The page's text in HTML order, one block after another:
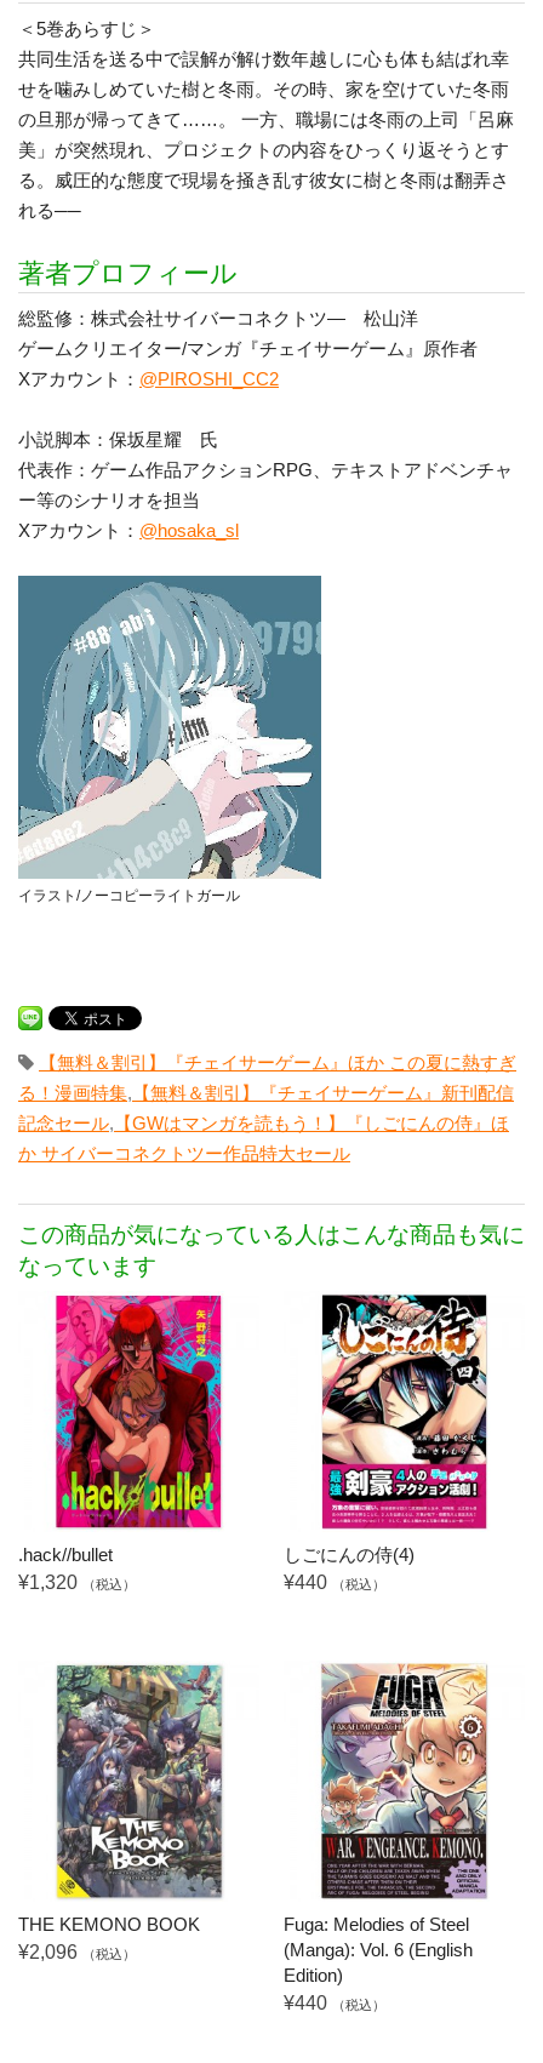
＜5巻あらすじ＞
共同生活を送る中で誤解が解け数年越しに心も体も結ばれ幸
せを噛みしめていた樹と冬雨。その時、家を空けていた冬雨
の旦那が帰ってきて……。 一方、職場には冬雨の上司「呂麻
美」が突然現れ、プロジェクトの内容をひっくり返そうとす
る。威圧的な態度で現場を掻き乱す彼女に樹と冬雨は翻弄さ
れる──
著者プロフィール
総監修：株式会社サイバーコネクトツ― 松山洋
ゲームクリエイター/マンガ『チェイサーゲーム』原作者
Xアカウント： @PIROSHI_CC2
小説脚本：保坂星耀 氏
代表作：ゲーム作品アクションRPG、テキストアドベンチャ
ー等のシナリオを担当
Xアカウント： @hosaka_sl
イラスト/ノーコピーライトガール
【無料＆割引】『チェイサーゲーム』ほか この夏に熱すぎ
る！漫画特集, 【無料＆割引】『チェイサーゲーム』新刊配信
記念セール, 【GWはマンガを読もう！】『しごにんの侍』ほ
か サイバーコネクトツー作品特大セール
この商品が気になっている人はこんな商品も気に
なっています
.hack//bullet
¥1,320
（税込）
しごにんの侍(4)
¥440
（税込）
THE KEMONO BOOK
¥2,096
（税込）
Fuga: Melodies of Steel
(Manga): Vol. 6 (English
Edition)
¥440
（税込）